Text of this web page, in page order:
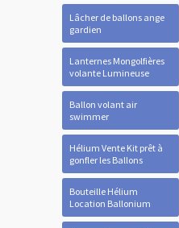
Lâcher de ballons ange
gardien
Lanternes Mongolfières
volante Lumineuse
Ballon volant air
swimmer
Hélium Vente Kit prêt à
gonfler les Ballons
Bouteille Hélium
Location Ballonium